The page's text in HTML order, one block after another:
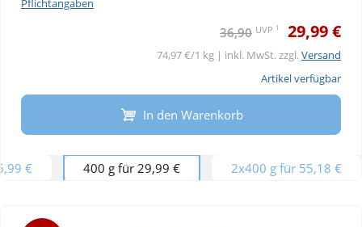
Pflichtangaben
36,90 UVP 1 29,99 €
74,97 €/1 kg | inkl. MwSt. zzgl.Versand
Artikel verfügbar
In den Warenkorb
€ 400 g für 29,99 € 2x400 g für 55,18 €